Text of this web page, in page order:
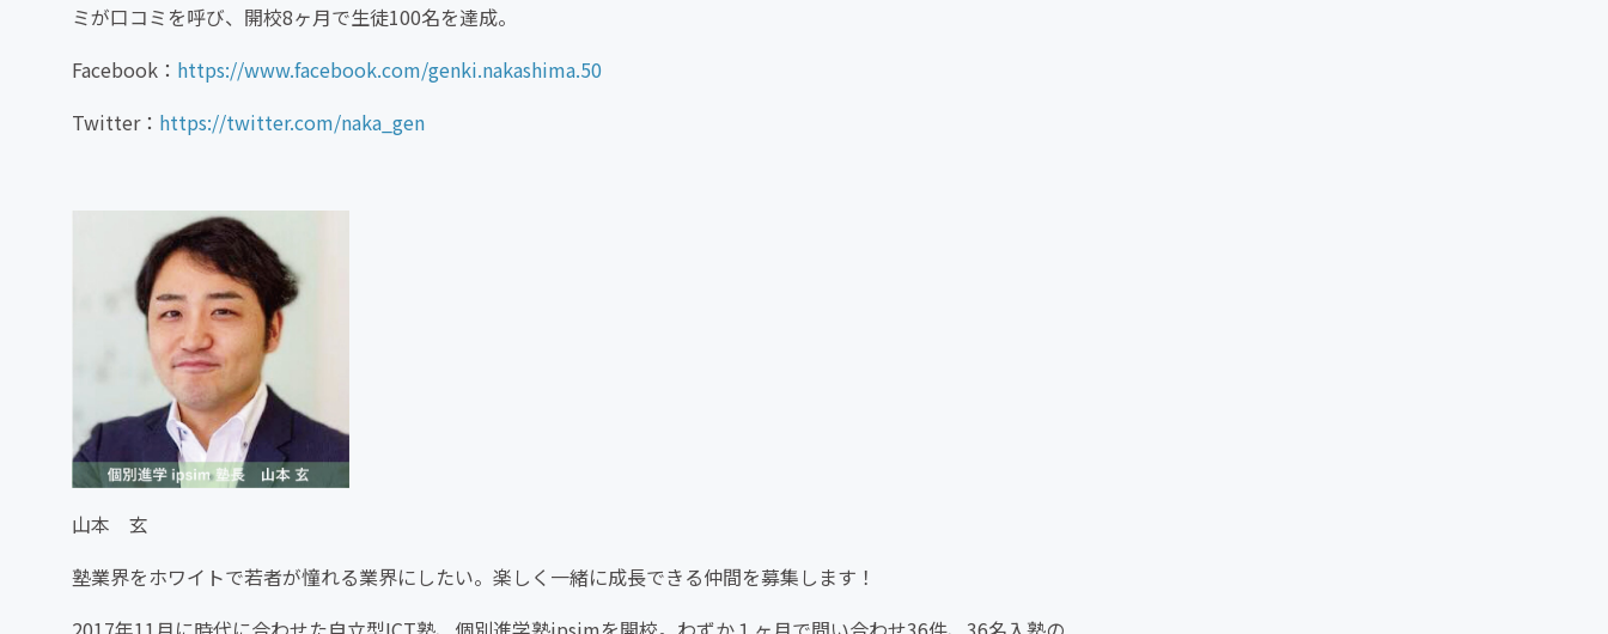
ミが口コミを呼び、開校8ヶ月で生徒100名を達成。
Facebook： https://www.facebook.com/genki.nakashima.50
Twitter： https://twitter.com/naka_gen
山本 玄
塾業界をホワイトで若者が憧れる業界にしたい。楽しく一緒に成長できる仲間を募集します！